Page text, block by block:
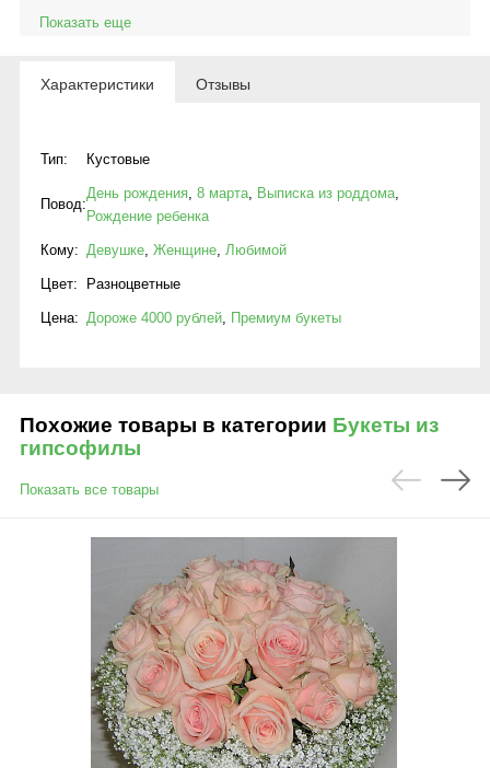
Показать еще
Характеристики Отзывы
Тип: Кустовые
Повод:
День рождения, 8 марта, Выписка из роддома,
Рождение ребенка
Кому: Девушке, Женщине, Любимой
Цвет: Разноцветные
Цена: Дороже 4000 рублей, Премиум букеты
Похожие товары в категории Букеты из
гипсофилы
Показать все товары